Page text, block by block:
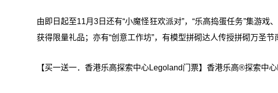
由即日起至11月3日还有“小魔怪狂欢派对”，“乐高捣蛋任务”集游
获得限量礼品；亦有“创意工作坊”，有模型拼砌达人传授拼砌万圣节
【买一送一．香港乐高探索中心Legoland门票】香港乐高®探索中